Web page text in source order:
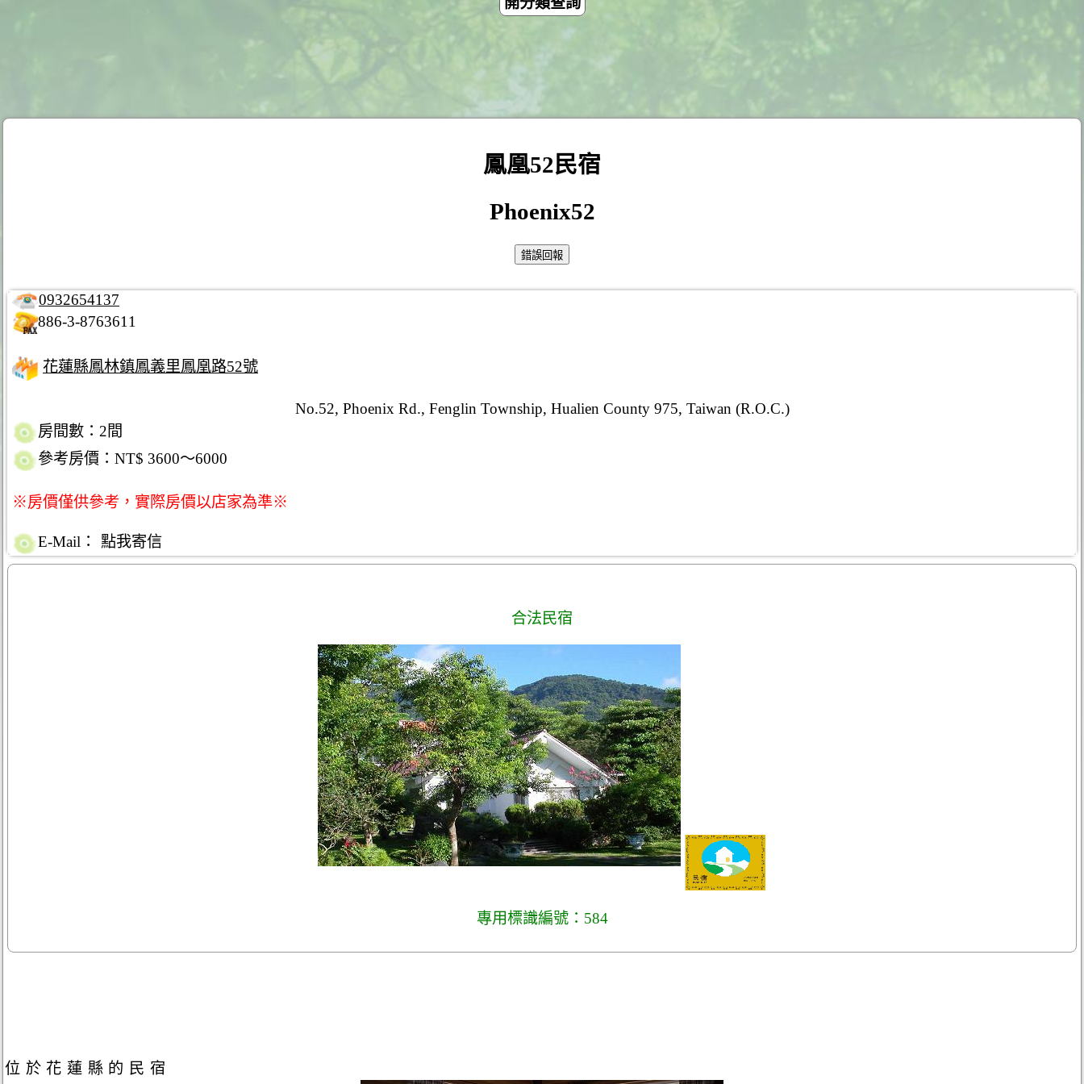
鳳凰52民宿
Phoenix52
0932654137
886-3-8763611
花蓮縣鳳林鎮鳳義里鳳凰路52號
No.52, Phoenix Rd., Fenglin Township, Hualien County 975, Taiwan (R.O.C.)
房間數：2間
參考房價：NT$ 3600～6000
※房價僅供參考，實際房價以店家為準※
E-Mail： 點我寄信
合法民宿
專用標識編號：584
位於花蓮縣的民宿